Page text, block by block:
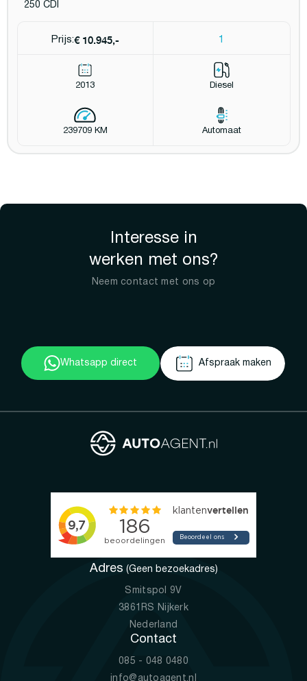
250 CDI
Prijs:€ 10.945,- 1
2013 Diesel
239709 KM Automaat
Interesse in
werken met ons?
Neem contact met ons op
Whatsapp direct Afspraak maken
Adres (Geen bezoekadres)
Smitspol 9V
3861RS Nijkerk
Nederland
Contact
085 - 048 0480
info@autoagent.nl